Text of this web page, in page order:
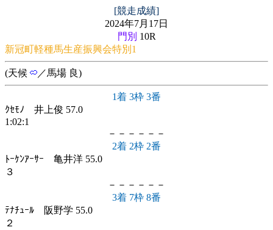
[競走成績]
2024年7月17日
門別 10R
新冠町軽種馬生産振興会特別1
(天候 ／馬場 良)
1着 3枠 3番
ｸｾﾓﾉ 井上俊 57.0
1:02:1
－－－－－－
2着 2枠 2番
ﾄｰｹﾝｱｰｻｰ 亀井洋 55.0
３
－－－－－－
3着 7枠 8番
ﾃﾅﾁｭｰﾙ 阪野学 55.0
２